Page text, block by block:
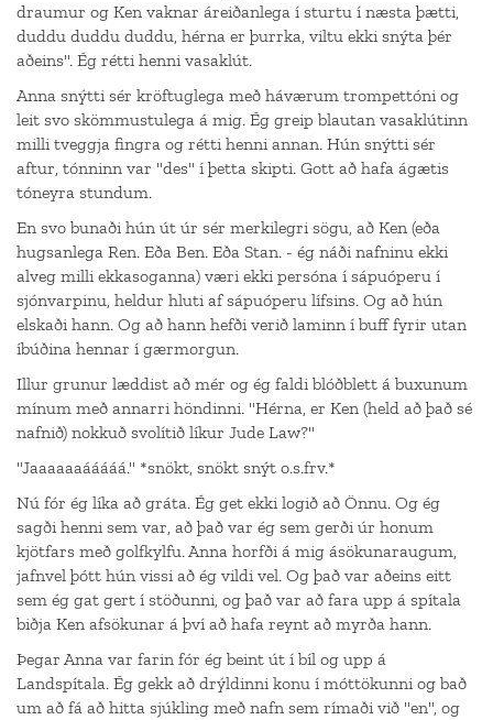
draumur og Ken vaknar áreiðanlega í sturtu í næsta þætti,
duddu duddu duddu, hérna er þurrka, viltu ekki snýta þér
aðeins". Ég rétti henni vasaklút.
Anna snýtti sér kröftuglega með háværum trompettóni og
leit svo skömmustulega á mig. Ég greip blautan vasaklútinn
milli tveggja fingra og rétti henni annan. Hún snýtti sér
aftur, tónninn var "des" í þetta skipti. Gott að hafa ágætis
tóneyra stundum.
En svo bunaði hún út úr sér merkilegri sögu, að Ken (eða
hugsanlega Ren. Eða Ben. Eða Stan. - ég náði nafninu ekki
alveg milli ekkasoganna) væri ekki persóna í sápuóperu í
sjónvarpinu, heldur hluti af sápuóperu lífsins. Og að hún
elskaði hann. Og að hann hefði verið laminn í buff fyrir utan
íbúðina hennar í gærmorgun.
Illur grunur læddist að mér og ég faldi blóðblett á buxunum
mínum með annarri höndinni. "Hérna, er Ken (held að það sé
nafnið) nokkuð svolítið líkur Jude Law?"
"Jaaaaaaááááá." *snökt, snökt snýt o.s.frv.*
Nú fór ég líka að gráta. Ég get ekki logið að Önnu. Og ég
sagði henni sem var, að það var ég sem gerði úr honum
kjötfars með golfkylfu. Anna horfði á mig ásökunaraugum,
jafnvel þótt hún vissi að ég vildi vel. Og það var aðeins eitt
sem ég gat gert í stöðunni, og það var að fara upp á spítala
biðja Ken afsökunar á því að hafa reynt að myrða hann.
Þegar Anna var farin fór ég beint út í bíl og upp á
Landspítala. Ég gekk að drýldinni konu í móttökunni og bað
um að fá að hitta sjúkling með nafn sem rímaði við "en", og